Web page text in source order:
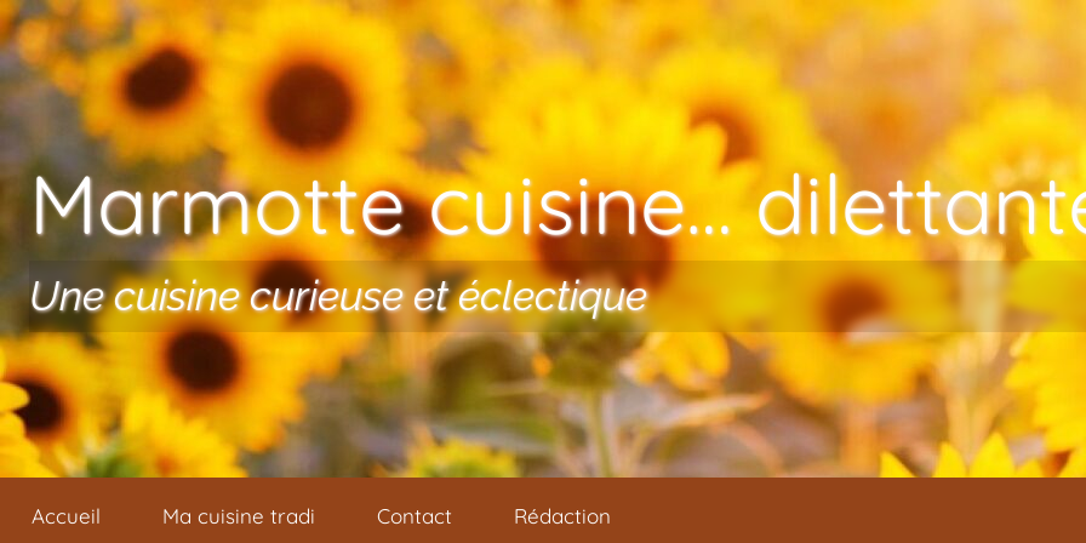
Aller au contenu
Marmotte cuisine…
Une cuisine curieuse et éclectique
Accueil Ma cuisine tradi Contact Rédaction